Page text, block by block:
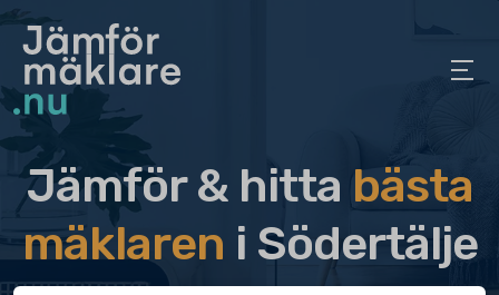
Jämför & hitta bästa
mäklaren i Södertälje